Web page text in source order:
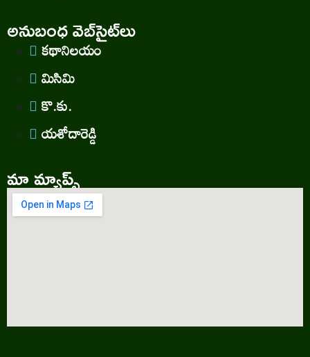
అనుబంధ వెబ్‌సైట్‌లు
కథానిలయం
మిసిమి
కొ.కు.
యశోదారెడ్డి
మా మ్యాప్స్